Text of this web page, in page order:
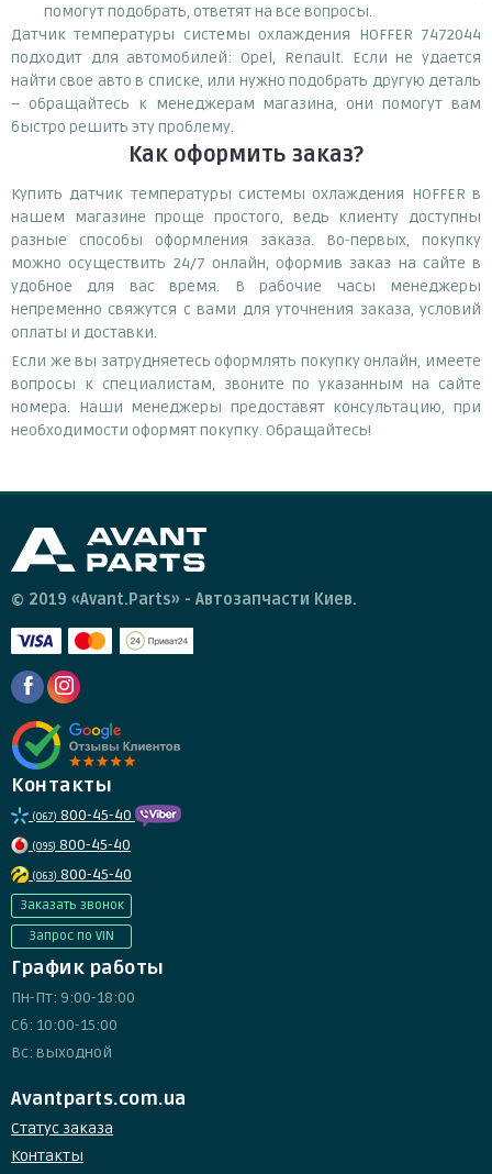
помогут подобрать, ответят на все вопросы.
Датчик температуры системы охлаждения HOFFER 7472044
подходит для автомобилей: Opel, Renault. Если не удается
найти свое авто в списке, или нужно подобрать другую деталь
– обращайтесь к менеджерам магазина, они помогут вам
быстро решить эту проблему.
Как оформить заказ?
Купить датчик температуры системы охлаждения HOFFER в
нашем магазине проще простого, ведь клиенту доступны
разные способы оформления заказа. Во-первых, покупку
можно осуществить 24/7 онлайн, оформив заказ на сайте в
удобное для вас время. В рабочие часы менеджеры
непременно свяжутся с вами для уточнения заказа, условий
оплаты и доставки.
Если же вы затрудняетесь оформлять покупку онлайн, имеете
вопросы к специалистам, звоните по указанным на сайте
номера. Наши менеджеры предоставят консультацию, при
необходимости оформят покупку. Обращайтесь!
© 2019 «Avant.Parts» - Автозапчасти Киев.
Контакты
(067) 800-45-40
(095) 800-45-40
(063) 800-45-40
Заказать звонок
Запрос по VIN
График работы
Пн-Пт: 9:00-18:00
Сб: 10:00-15:00
Вс: выходной
Avantparts.com.ua
Статус заказа
Контакты